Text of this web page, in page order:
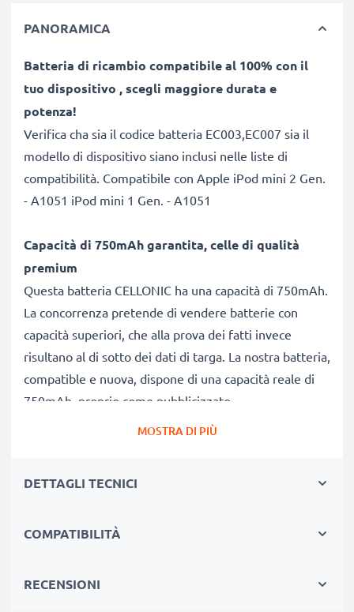
PANORAMICA
Batteria di ricambio compatibile al 100% con il
tuo dispositivo , scegli maggiore durata e
potenza!
Verifica cha sia il codice batteria EC003,EC007 sia il
modello di dispositivo siano inclusi nelle liste di
compatibilità. Compatibile con Apple iPod mini 2 Gen.
- A1051 iPod mini 1 Gen. - A1051
Capacità di 750mAh garantita,celle di qualità
premium
Questa batteria CELLONIC ha una capacità di 750mAh.
La concorrenza pretende di vendere batterie con
capacità superiori, che alla prova dei fatti invece
risultano al di sotto dei dati di targa. La nostra batteria,
compatible e nuova, dispone di una capacità reale di
750mAh, proprio come pubblicizzato.
Grandi prestazioni: batteria EC003,EC007
potenza & autonomia. Le prestazioni eguagliano o
raggiungendo un altissimo numero di cicli di carica-
Qualità superiore & alti standard di sicurezza
MOSTRA DI PIÙ
DETTAGLI TECNICI
COMPATIBILITÀ
RECENSIONI